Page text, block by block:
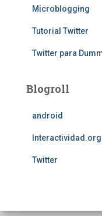
Microblogging
Tutorial Twitter
Twitter para
Blogroll
android
Interactividad.org
Twitter